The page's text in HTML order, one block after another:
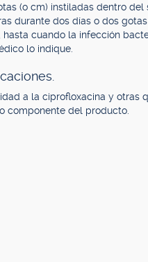
(o cm) instiladas dentro del
durante dos días o dos
hasta cuando la infección
lo indique.
a la ciprofloxacina y otras
componente del producto.